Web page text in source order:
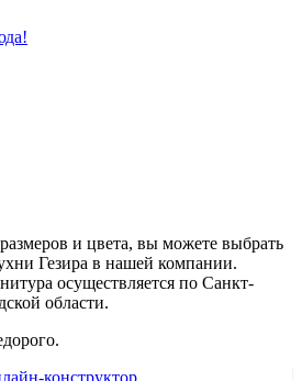
и цвета, вы можете выбрать
Гезира в нашей компании.
осуществляется по Санкт-
области.